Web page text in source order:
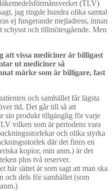
(TLV)
jag ringde hundra olika samtal
ej fungerande mejladress, innan
och tillmötesgående. Men
vissa mediciner är billigast
ut mediciner så
märke som är billigare, fast
och samhället får lägsta
tid. Det går till så att
sin produkt tillgänglig för varje
vilken som är periodens vara
och olika styrka
där det finns en
kopior, min anm.) är det
plus två reserver.
här sättet är som sagt att man ska
och dels för samhället (som